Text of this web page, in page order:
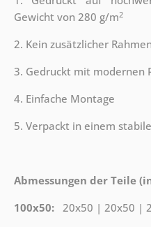
Gewicht von 280 g/m2
2. Kein zusätzlicher
3. Gedruckt mit modernen
4. Einfache Montage
5. Verpackt in einem
Abmessungen der Teile
100x50: 20x50 | 20x50 |